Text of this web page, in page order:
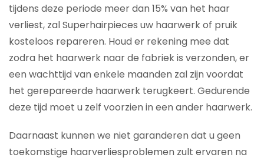
tijdens deze periode meer dan 15% van het haar
verliest, zal Superhairpieces uw haarwerk of pruik
kosteloos repareren. Houd er rekening mee dat
zodra het haarwerk naar de fabriek is verzonden, er
een wachttijd van enkele maanden zal zijn voordat
het gerepareerde haarwerk terugkeert. Gedurende
deze tijd moet u zelf voorzien in een ander haarwerk.
Daarnaast kunnen we niet garanderen dat u geen
toekomstige haarverliesproblemen zult ervaren na